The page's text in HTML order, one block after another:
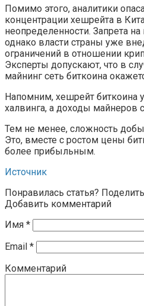
Помимо этого, аналитики
концентрации хешрейта в
неопределенности. Запрета
однако власти страны уже
ограничений в отношении
Эксперты допускают, что в
майнинг сеть биткоина
Напомним, хешрейт биткоина
халвинга, а доходы майнеров
Тем не менее, сложность
Это, вместе с ростом цены
более прибыльным.
Источник
Понравилась статья?
Добавить комментарий
Имя *
Email *
Комментарий